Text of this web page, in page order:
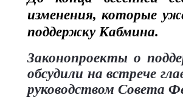
изменения, которые
поддержку Кабмина.
Законопроекты о
обсудили на встрече
руководством Совета